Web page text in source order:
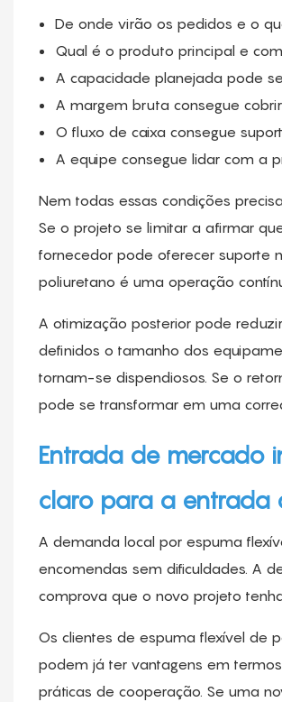
De onde virão os pedidos e o
Qual é o produto principal e
A capacidade planejada pode
A margem bruta consegue
O fluxo de caixa consegue
A equipe consegue lidar com a
Nem todas essas condições
Se o projeto se limitar a afirmar
fornecedor pode oferecer suporte
poliuretano é uma operação
A otimização posterior pode
definidos o tamanho dos
tornam-se dispendiosos. Se o
pode se transformar em uma
Entrada de mercado
claro para a entrada
A demanda local por espuma
encomendas sem dificuldades. A
comprova que o novo projeto
Os clientes de espuma flexível de
podem já ter vantagens em
práticas de cooperação. Se uma